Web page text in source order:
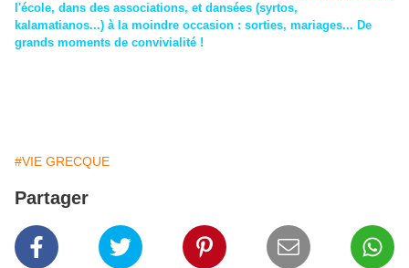
l'école, dans des associations, et dansées (syrtos,
kalamatianos...) à la moindre occasion : sorties, mariages... De
grands moments de convivialité !
#VIE GRECQUE
Partager